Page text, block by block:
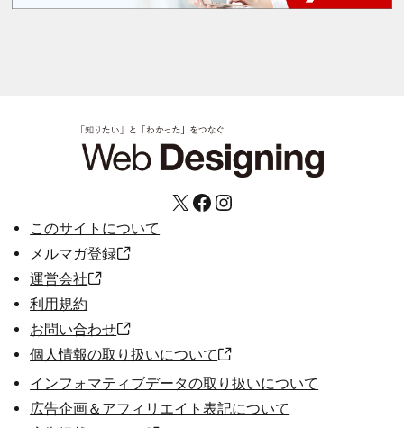
X Facebook Instagram
このサイトについて
メルマガ登録
運営会社
利用規約
お問い合わせ
個人情報の取り扱いについて
インフォマティブデータの取り扱いについて
広告企画＆アフィリエイト表記について